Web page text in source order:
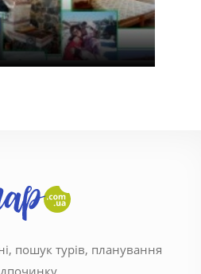
пошук турів, планування